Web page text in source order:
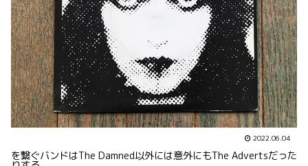
2022.06.04
を繋ぐバンドはThe Damned以外には意外にもThe Advertsだった